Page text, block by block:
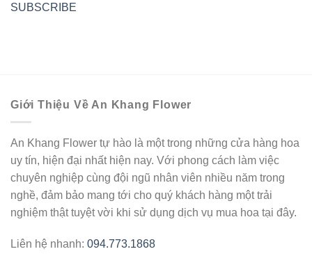
SUBSCRIBE
Giới Thiệu Về An Khang Flower
An Khang Flower tự hào là một trong những cửa hàng hoa
uy tín, hiện đại nhất hiện nay. Với phong cách làm việc
chuyên nghiệp cùng đội ngũ nhân viên nhiều năm trong
nghề, đảm bảo mang tới cho quý khách hàng một trải
nghiệm thật tuyệt vời khi sử dụng dịch vụ mua hoa tại đây.
Liên hệ nhanh: 094.773.1868